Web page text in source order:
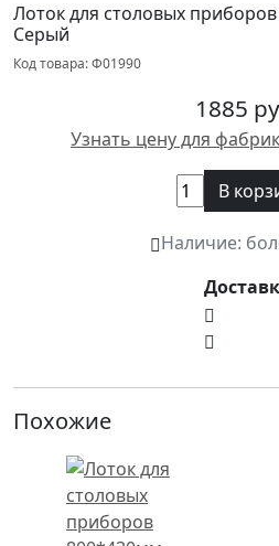
Лоток для столовых
Серый
Код товара: Ф01990
1885
Узнать цену для
В
Наличие:
Похожие